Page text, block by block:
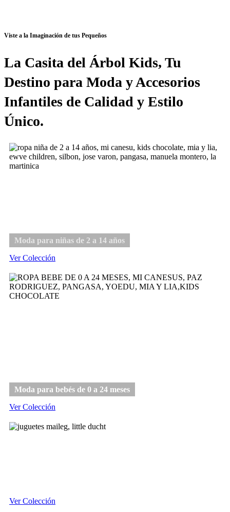
Viste a la Imaginación de tus Pequeños
La Casita del Árbol Kids, Tu
Destino para Moda y Accesorios
Infantiles de Calidad y Estilo
Único.
Moda para niñas de 2 a 14 años
Ver Colección
Moda para bebés de 0 a 24 meses
Ver Colección
Ver Colección